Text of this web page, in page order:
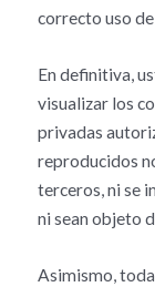
correcto uso
En definitiva,
visualizar los
privadas
reproducidos
terceros, ni se
ni sean objeto
Asimismo,